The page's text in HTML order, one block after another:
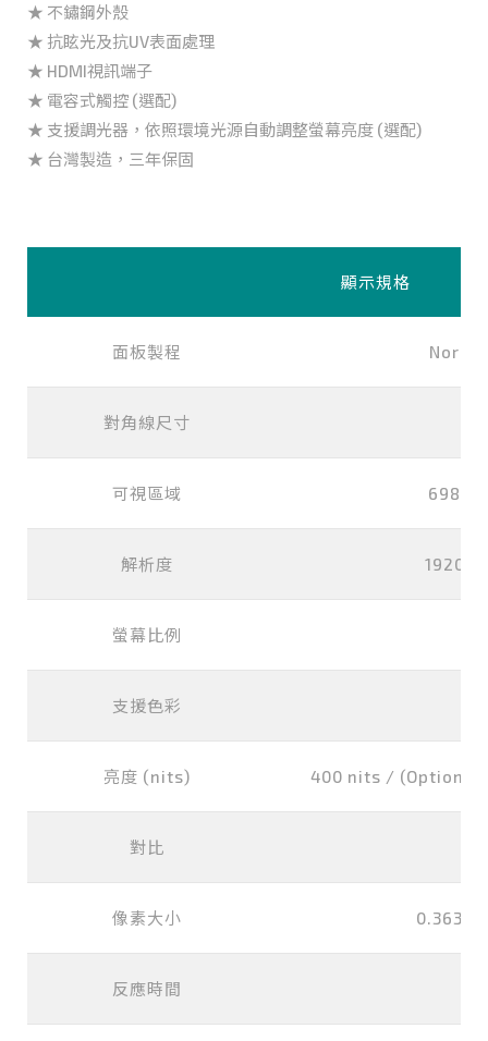
★ 不鏽鋼外殼
★ 抗眩光及抗UV表面處理
★ HDMI視訊端子
★ 電容式觸控 (選配)
★ 支援調光器，依照環境光源自動調整螢幕亮度 (選配)
★ 台灣製造，三年保固
顯示規格
面板製程
對角線尺寸
可視區域
解析度
螢幕比例
支援色彩
亮度 (nits) 400 nits /
對比
像素大小
反應時間